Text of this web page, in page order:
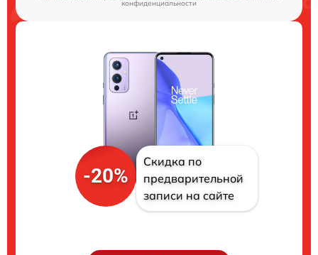
конфиденциальности
-20%
Скидка по
предварительной
записи на сайте